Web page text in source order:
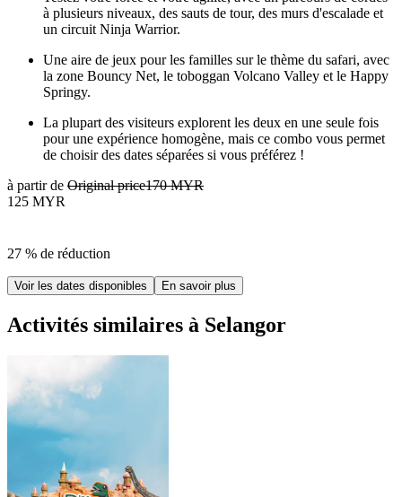
à plusieurs niveaux, des sauts de tour, des murs d'escalade et
un circuit Ninja Warrior.
Une aire de jeux pour les familles sur le thème du safari, avec
la zone Bouncy Net, le toboggan Volcano Valley et le Happy
Springy.
La plupart des visiteurs explorent les deux en une seule fois
pour une expérience homogène, mais ce combo vous permet
de choisir des dates séparées si vous préférez !
à partir de Original price170 MYR
125 MYR
27 % de réduction
Voir les dates disponibles En savoir plus
Activités similaires à Selangor